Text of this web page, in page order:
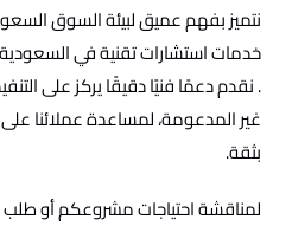
نتميز بفهم عميق لبيئة السوق
خدمات استشارات تقنية في
. نقدم دعمًا فنيًا دقيقًا يركز على
غير المدعومة، لمساعدة عملائنا
بثقة.​
لمناقشة احتياجات مشروعكم أو طلب